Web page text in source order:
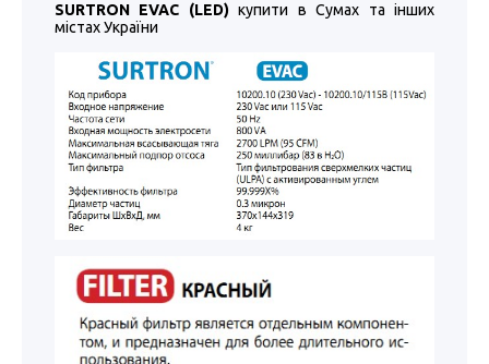
SURTRON EVAC (LED)купити в Сумах та інших
містах України